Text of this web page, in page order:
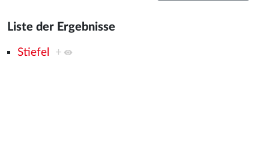
Liste der Ergebnisse
Stiefel +